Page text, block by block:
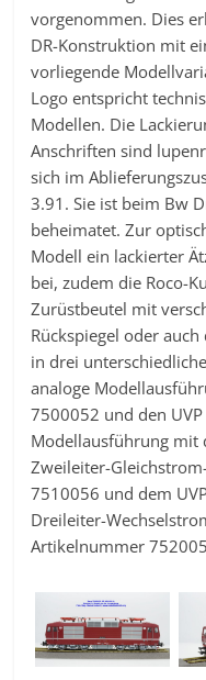
vorgenommen. Dies
DR-Konstruktion mit
vorliegende
Logo entspricht
Modellen. Die
Anschriften sind
sich im
3.91. Sie ist beim Bw
beheimatet. Zur
Modell ein lackierter
bei, zudem die Roco-
Zurüstbeutel mit
Rückspiegel oder
in drei
analoge
7500052 und den
Modellausführung mit
Zweileiter-
7510056 und dem
Dreileiter-
Artikelnummer